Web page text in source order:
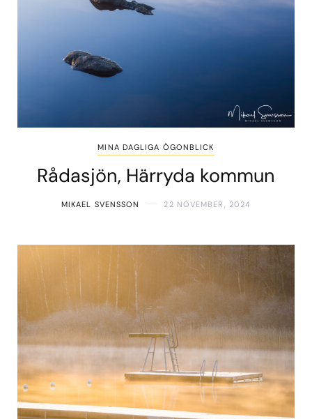
MINA DAGLIGA ÖGONBLICK
Rådasjön, Härryda kommun
MIKAEL SVENSSON 22 NOVEMBER, 2024